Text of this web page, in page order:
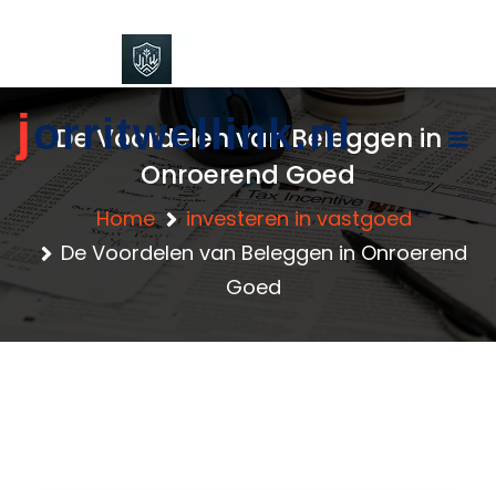
jorritwellink.nl
De Voordelen van Beleggen in
Onroerend Goed
Home
investeren in vastgoed
De Voordelen van Beleggen in Onroerend
Goed